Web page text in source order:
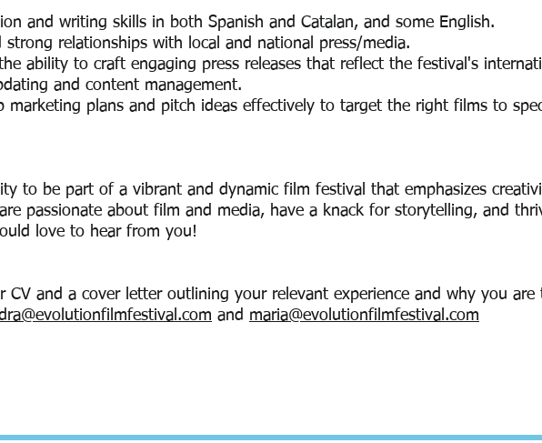
and writing skills in both Spanish and Catalan, and some English.
strong relationships with local and national press/media.
ability to craft engaging press releases that reflect the festival's
and content management.
marketing plans and pitch ideas effectively to target the right films to
to be part of a vibrant and dynamic film festival that emphasizes
passionate about film and media, have a knack for storytelling, and
love to hear from you!
CV and a cover letter outlining your relevant experience and why you are
and maria@evolutionfilmfestival.com